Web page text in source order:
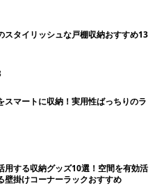
スタイリッシュな戸棚収納おすすめ13
スマートに収納！実用性ばっちりのラ
用する収納グッズ10選！空間を有効活
壁掛けコーナーラックおすすめ